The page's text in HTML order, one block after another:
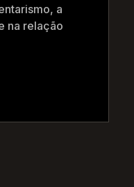
a
na relação